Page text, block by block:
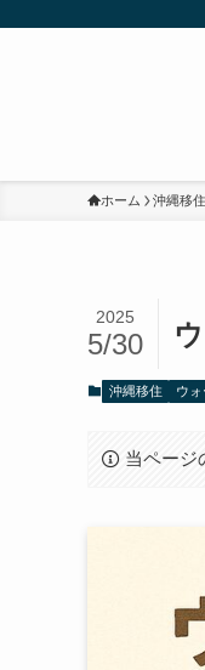
ホーム 沖縄移住
2025
5/30
沖縄移住 ウ
当ページ